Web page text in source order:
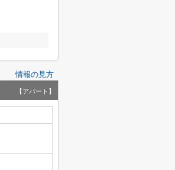
情報の見方
【アパート】